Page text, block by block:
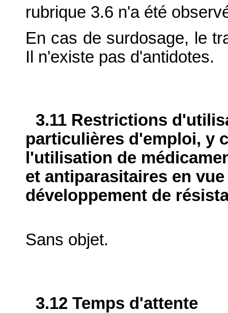
rubrique 3.6 n'a été
En cas de surdosage, le
Il n'existe pas d'antidotes.
3.11 Restrictions
particulières d'emploi, y
l'utilisation de
et antiparasitaires en
développement de
Sans objet.
3.12 Temps d'attente